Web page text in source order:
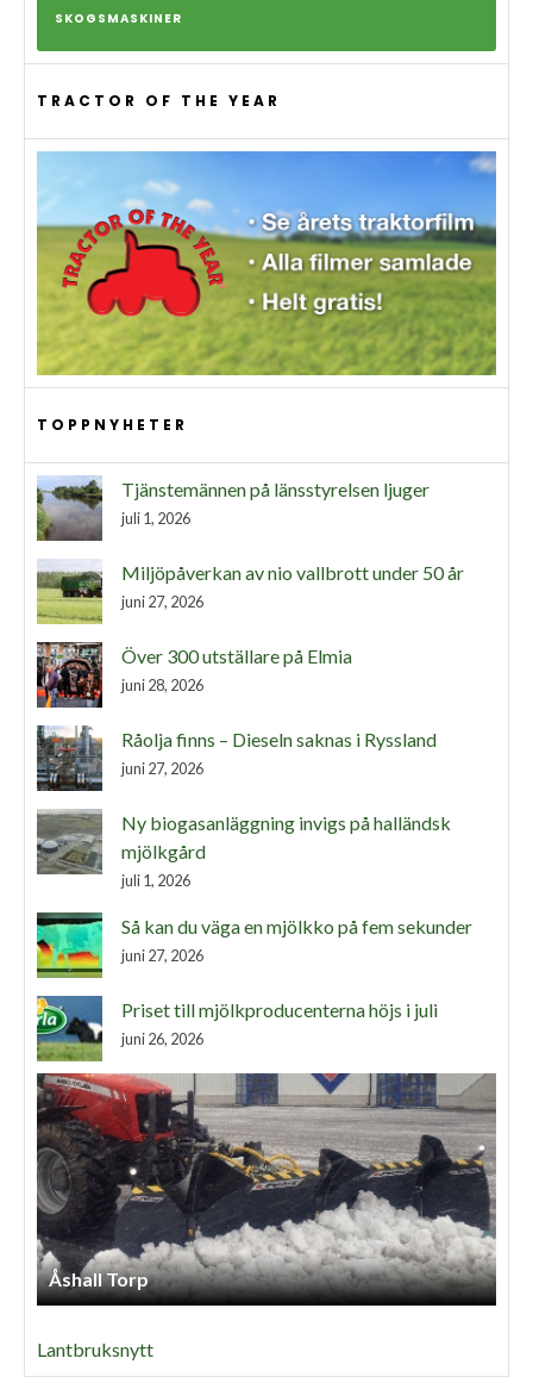
SKOGSMASKINER
TRACTOR OF THE YEAR
TOPPNYHETER
Tjänstemännen på länsstyrelsen ljuger
juli 1, 2026
Miljöpåverkan av nio vallbrott under 50 år
juni 27, 2026
Över 300 utställare på Elmia
juni 28, 2026
Råolja finns – Dieseln saknas i Ryssland
juni 27, 2026
Ny biogasanläggning invigs på halländsk
mjölkgård
juli 1, 2026
Så kan du väga en mjölkko på fem sekunder
juni 27, 2026
Priset till mjölkproducenterna höjs i juli
juni 26, 2026
Lls Skog Och Maskintjänst
Lantbruksnytt